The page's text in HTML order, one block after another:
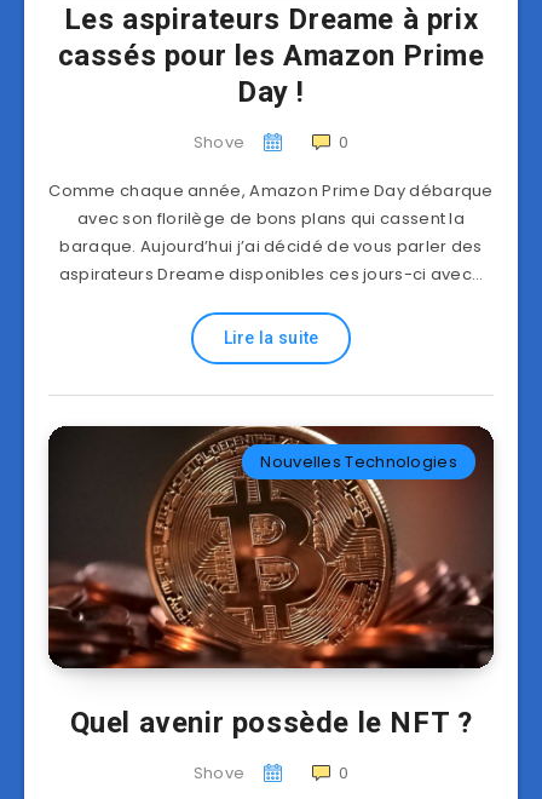
Les aspirateurs Dreame à prix
cassés pour les Amazon Prime
Day !
Shove 0
Comme chaque année, Amazon Prime Day débarque
avec son florilège de bons plans qui cassent la
baraque. Aujourd’hui j’ai décidé de vous parler des
aspirateurs Dreame disponibles ces jours-ci avec…
Lire la suite
Nouvelles Technologies
Quel avenir possède le NFT ?
Shove 0